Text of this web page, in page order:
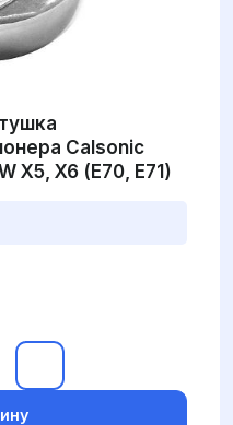
Calsonic
X5, X6 (E70, E71)